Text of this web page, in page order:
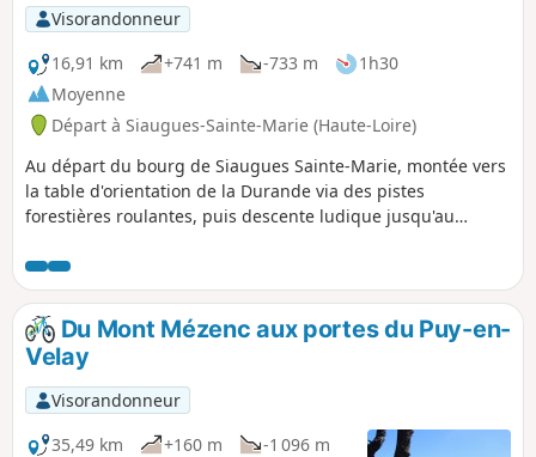
Visorandonneur
16,91 km
+741 m -733 m
1h30
Moyenne
Départ à Siaugues-Sainte-Marie (Haute-Loire)
Au départ du bourg de Siaugues Sainte-Marie, montée vers
la table d'orientation de la Durande via des pistes
forestières roulantes, puis descente ludique jusqu'au
Du Mont Mézenc aux portes du Puy-en-
Velay
Visorandonneur
35,49 km
+160 m
-1 096 m